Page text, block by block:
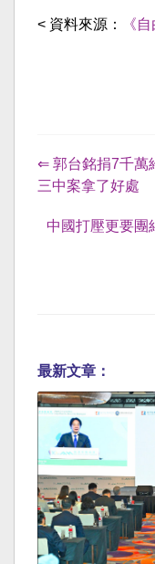
< 資料來源： 《
⇐ 郭台銘捐7千
三中案拿了好處
中國打壓更要團
最新文章：